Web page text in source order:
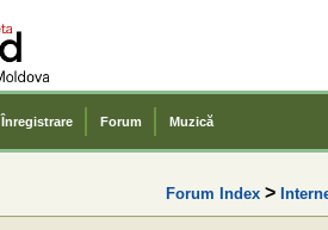
Înregistrare Forum Muzică
Forum Index>